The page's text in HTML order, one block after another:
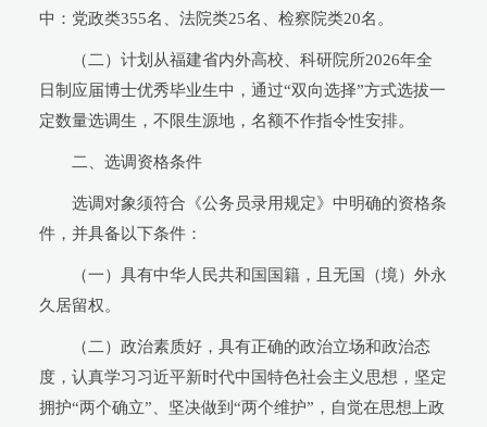
中：党政类355名、法院类25名、检察院类20名。
（二）计划从福建省内外高校、科研院所2026年全
日制应届博士优秀毕业生中，通过“双向选择”方式选拔一
定数量选调生，不限生源地，名额不作指令性安排。
二、选调资格条件
选调对象须符合《公务员录用规定》中明确的资格条
件，并具备以下条件：
（一）具有中华人民共和国国籍，且无国（境）外永
久居留权。
（二）政治素质好，具有正确的政治立场和政治态
度，认真学习习近平新时代中国特色社会主义思想，坚定
拥护“两个确立”、坚决做到“两个维护”，自觉在思想上政